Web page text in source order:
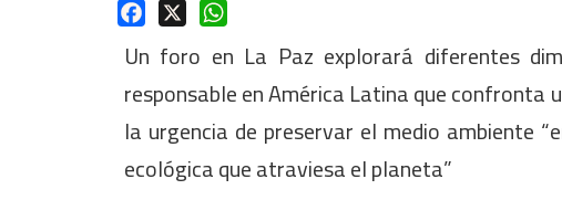
Facebook
Un foro en La Paz explorará diferentes
responsable en América Latina que confronta
la urgencia de preservar el medio ambiente
ecológica que atraviesa el planeta”